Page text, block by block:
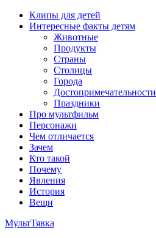
Перейти
содержимому
Клипы для детей
Интересные факты детям
Животные
Продукты
Страны
Столицы
Города
Достопримечательности
Праздники
Про мультфильм
Персонажи
Чем отличается
Зачем
Кто такой
Почему
Явления
История
Вещи
МультТявка